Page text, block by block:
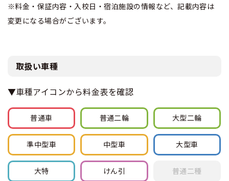
※料金・保証内容・入校日・宿泊施設の情報など、記載内容は
変更になる場合がございます。
取扱い車種
▼車種アイコンから料金表を確認
普通車 普通二輪 大型二輪
準中型車 中型車 大型車
大特 けん引 普通二種